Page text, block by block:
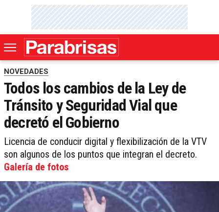
NOVEDADES
Todos los cambios de la Ley de
Tránsito y Seguridad Vial que
decretó el Gobierno
Licencia de conducir digital y flexibilización de la VTV
son algunos de los puntos que integran el decreto.
Galería de fotos